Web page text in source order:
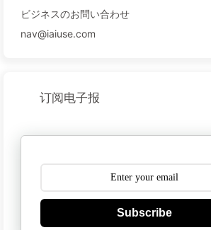
ビジネスのお問い合わせ
nav@iaiuse.com
订阅电子报
Subscribe